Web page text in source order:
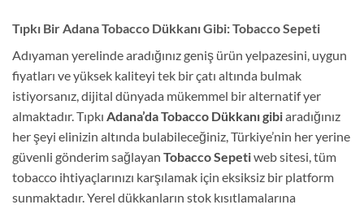
Tıpkı Bir Adana Tobacco Dükkanı Gibi: Tobacco Sepeti
Adıyaman yerelinde aradığınız geniş ürün yelpazesini, uygun
fiyatları ve yüksek kaliteyi tek bir çatı altında bulmak
istiyorsanız, dijital dünyada mükemmel bir alternatif yer
almaktadır. Tıpkı Adana’da Tobacco Dükkanı gibiaradığınız
her şeyi elinizin altında bulabileceğiniz, Türkiye’nin her yerine
güvenli gönderim sağlayan Tobacco Sepetiweb sitesi, tüm
tobacco ihtiyaçlarınızı karşılamak için eksiksiz bir platform
sunmaktadır. Yerel dükkanların stok kısıtlamalarına